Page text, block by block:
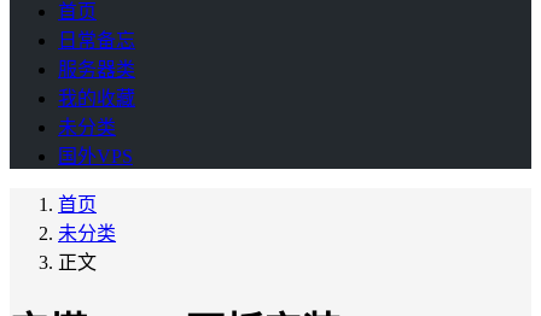
首页
日常备忘
服务器类
我的收藏
未分类
国外VPS
首页
未分类
正文